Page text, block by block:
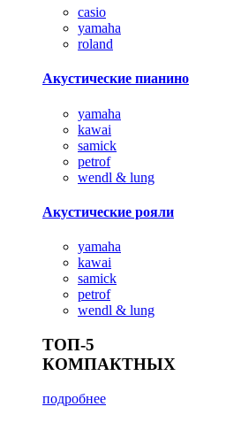
casio
yamaha
roland
Акустические пианино
yamaha
kawai
samick
petrof
wendl & lung
Акустические рояли
yamaha
kawai
samick
petrof
wendl & lung
ТОП-5
КОМПАКТНЫХ
подробнее